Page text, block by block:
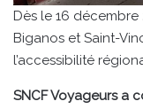
Dès le 16
Biganos et Saint-
l’accessibilité
SNCF Voyageurs a